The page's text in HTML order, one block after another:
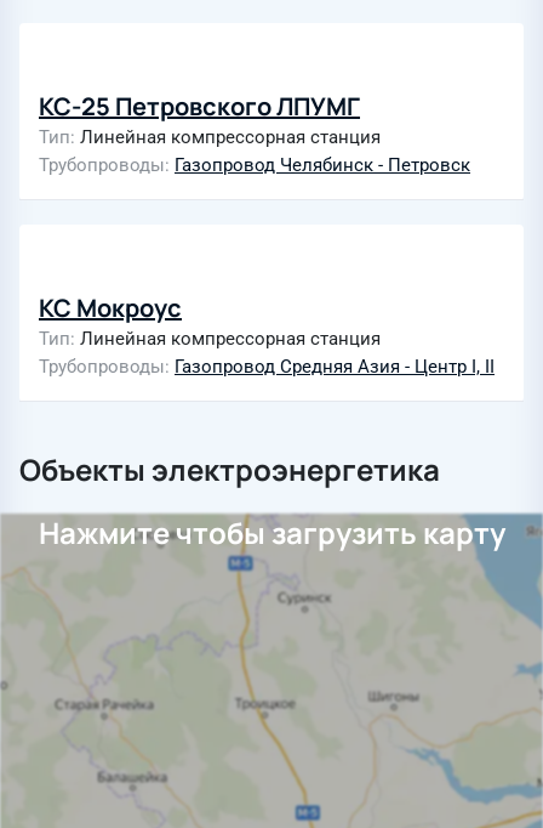
КС-25 Петровского ЛПУМГ
Тип Линейная компрессорная станция
Трубопроводы Газопровод Челябинск - Петровск
КС Мокроус
Тип Линейная компрессорная станция
Трубопроводы Газопровод Средняя Азия - Центр I, II
Объекты электроэнергетика
Нажмите чтобы загрузить карту